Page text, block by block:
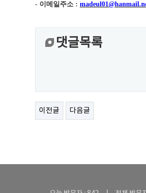
- 이메일주소 :
댓글목록
이전글 다음글